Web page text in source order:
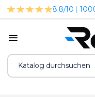
8.8/10 |